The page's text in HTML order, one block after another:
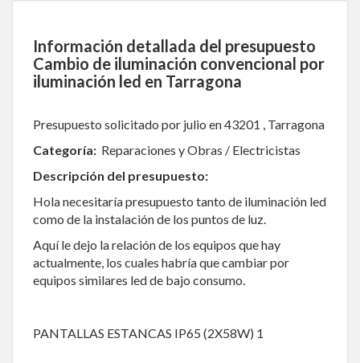
Información detallada del presupuesto
Cambio de iluminación convencional por
iluminación led en Tarragona
Presupuesto solicitado por julio en 43201 , Tarragona
Categoría: Reparaciones y Obras / Electricistas
Descripción del presupuesto:
Hola necesitaría presupuesto tanto de iluminación led
como de la instalación de los puntos de luz.
Aquí le dejo la relación de los equipos que hay
actualmente, los cuales habría que cambiar por
equipos similares led de bajo consumo.
PANTALLAS ESTANCAS IP65 (2X58W) 1